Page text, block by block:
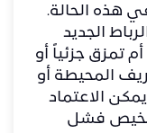
هذه الحالة.
الجديد
تمزق جزئياً أو
المحيطة أو
الاعتماد
فشل